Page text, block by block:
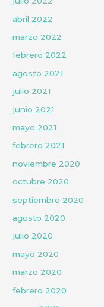
abril 2022
marzo 2022
febrero 2022
agosto 2021
julio 2021
junio 2021
mayo 2021
febrero 2021
noviembre 2020
octubre 2020
septiembre 2020
agosto 2020
julio 2020
mayo 2020
marzo 2020
febrero 2020